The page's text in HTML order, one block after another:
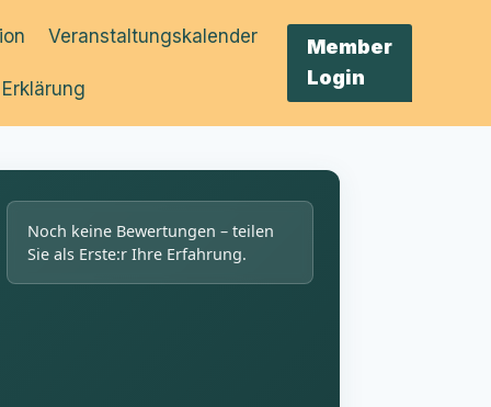
Veranstaltungskalender
Member
Login
Noch keine Bewertungen – teilen
Sie als Erste:r Ihre Erfahrung.